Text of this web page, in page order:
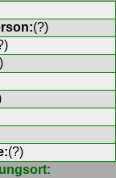
(?)
)
)
(?)